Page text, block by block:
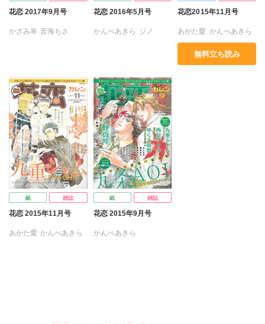
花恋 2017年9月号
かざみ幸 音海ちさ
村上左知 霧嶋珠生
立花ビスコ 立野真琴
ジジョウ 日野ガラス
花恋 2016年5月号
かんべあきら
ジノ
三月えみ 七杜のん
西原ケイタ 浅葉ケント
島みのり 霧嶋珠生
夏目かつら
花恋2015年11月号
あがた愛 かんべあきら
ヒマワリソウヤ
ゆくえ萌葱 浦コハク
無料立ち読み
紙 雑誌
花恋 2015年11月号
あがた愛 かんべあきら
紙 雑誌
花恋 2015年9月号
かんべあきら